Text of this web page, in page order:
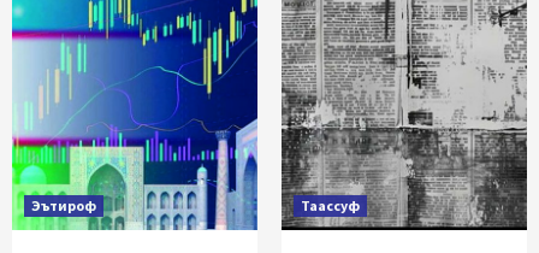
Эътироф Таассуф